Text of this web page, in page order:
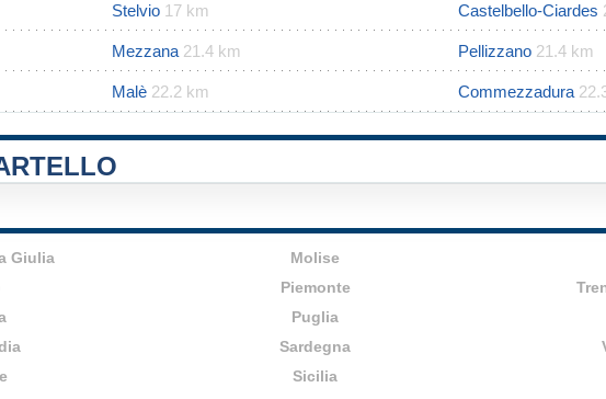
Stelvio 17 km Castelbello-Ciardes
Mezzana 21.4 km Pellizzano 21.4 km
Malè 22.2 km Commezzadura
Giulia
Molise
Piemonte
Puglia
Sardegna
Sicilia